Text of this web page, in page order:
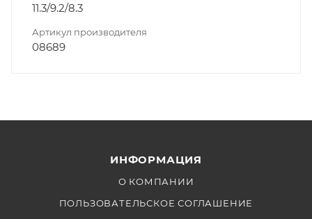
11.3/9.2/8.3
Артикул производителя
08689
ИНФОРМАЦИЯ
О КОМПАНИИ
ПОЛЬЗОВАТЕЛЬСКОЕ СОГЛАШЕНИЕ